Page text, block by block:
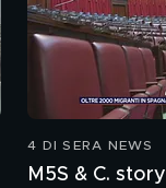
4 DI SERA NEWS
M5S & C. story